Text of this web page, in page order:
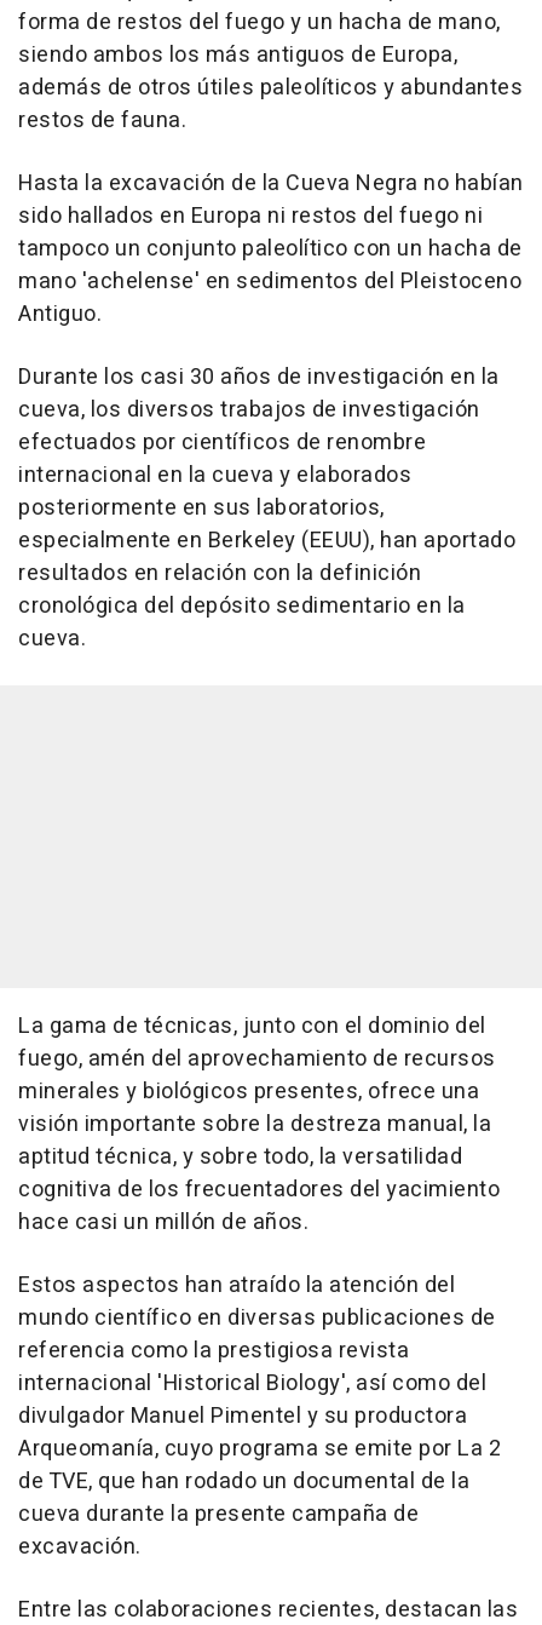
forma de restos del fuego y un hacha de mano,
siendo ambos los más antiguos de Europa,
además de otros útiles paleolíticos y abundantes
restos de fauna.
Hasta la excavación de la Cueva Negra no habían
sido hallados en Europa ni restos del fuego ni
tampoco un conjunto paleolítico con un hacha de
mano 'achelense' en sedimentos del Pleistoceno
Antiguo.
Durante los casi 30 años de investigación en la
cueva, los diversos trabajos de investigación
efectuados por científicos de renombre
internacional en la cueva y elaborados
posteriormente en sus laboratorios,
especialmente en Berkeley (EEUU), han aportado
resultados en relación con la definición
cronológica del depósito sedimentario en la
cueva.
La gama de técnicas, junto con el dominio del
fuego, amén del aprovechamiento de recursos
minerales y biológicos presentes, ofrece una
visión importante sobre la destreza manual, la
aptitud técnica, y sobre todo, la versatilidad
cognitiva de los frecuentadores del yacimiento
hace casi un millón de años.
Estos aspectos han atraído la atención del
mundo científico en diversas publicaciones de
referencia como la prestigiosa revista
internacional 'Historical Biology', así como del
divulgador Manuel Pimentel y su productora
Arqueomanía, cuyo programa se emite por La 2
de TVE, que han rodado un documental de la
cueva durante la presente campaña de
excavación.
Entre las colaboraciones recientes, destacan las